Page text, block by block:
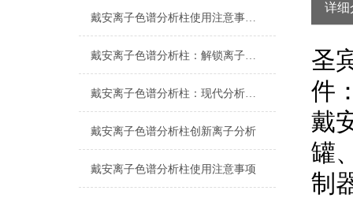
戴安离子色谱分析柱使用注意事项详解
戴安离子色谱分析柱：解锁离子分析的奥秘之门
戴安离子色谱分析柱：现代分析化学的微尺度工具
戴安离子色谱分析柱创新离子分析
戴安离子色谱分析柱使用注意事项
详细
圣
件
戴
罐
制